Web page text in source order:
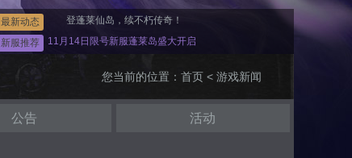
最新动态
登蓬莱仙岛，续不朽传奇！
新服推荐
11月14日限号新服蓬莱岛盛大开启
您当前的位置： 首页 < 游戏新闻
公告 活动